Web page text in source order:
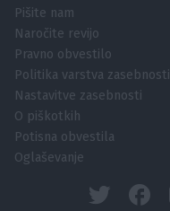
Pišite nam
Naročite revijo
Pravno obvestilo
Politika varstva zasebnosti
Nastavitve zasebnosti
O piškotkih
Potisna obvestila
Oglaševanje